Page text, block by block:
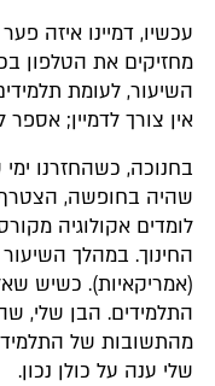
עכשיו, דמיינו איזה
מחזיקים את הטלפון
השיעור, לעומת
אין צורך לדמיין;
בחנוכה, כשהחזרנו
שהיה בחופשה, הצטרף
לומדים אקולוגיה
החינוך. במהלך
(אמריקאיות). כשיש
מהתשובות של
שלי ענה על כולן נכון.​